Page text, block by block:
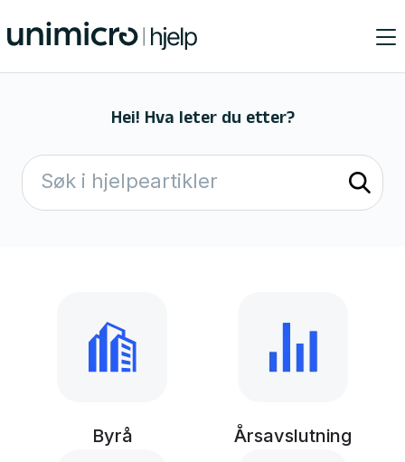
Hei! Hva leter du etter?
Byrå Årsavslutning